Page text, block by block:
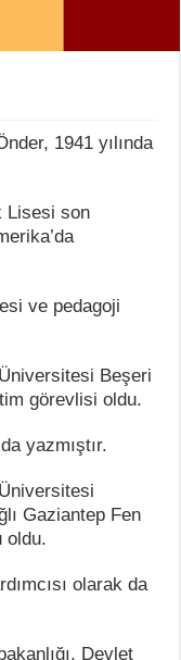
1941 yılında
Lisesi son
ve pedagoji
Beşeri
görevlisi oldu.
yazmıştır.
Gaziantep Fen
oldu.
olarak da
Devlet